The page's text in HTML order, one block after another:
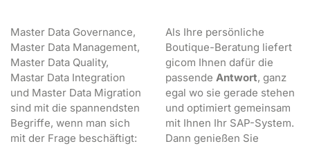
Master Data Governance,
Master Data Management,
Master Data Quality,
Mastar Data Integration
und Master Data Migration
sind mit die spannendsten
Begriffe, wenn man sich
mit der Frage beschäftigt:
Als Ihre persönliche
Boutique-Beratung liefert
gicom Ihnen dafür die
passende Antwort, ganz
egal wo sie gerade stehen
und optimiert gemeinsam
mit Ihnen Ihr SAP-System.
Dann genießen Sie